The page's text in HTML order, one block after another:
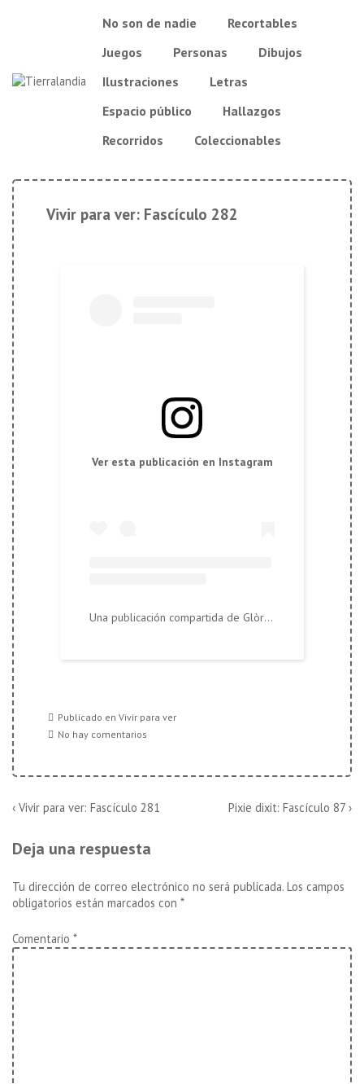
principal
Navegación
principal
No son de nadie
Recortables
Juegos
Personas
Dibujos
Ilustraciones
Letras
Espacio público
Hallazgos
Recorridos
Coleccionables
Vivir para ver: Fascículo 282
Ver esta publicación en Instagram
Una publicación compartida de Glòria López Llebot (@tierralandia)
Publicado en Vivir para ver
No hay comentarios
Navegación
de
entradas
La
anterior
es
‹ Vivir para ver: Fascículo 281
La
Pixie dixit: Fascículo 87 ›
Deja una respuesta
Tu dirección de correo electrónico no será publicada. Los campos
obligatorios están marcados con *
Comentario *